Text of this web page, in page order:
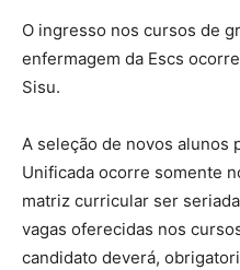
O ingresso nos cursos de
enfermagem da Escs
Sisu.
A seleção de novos alunos
Unificada ocorre somente
matriz curricular ser
vagas oferecidas nos
candidato deverá,